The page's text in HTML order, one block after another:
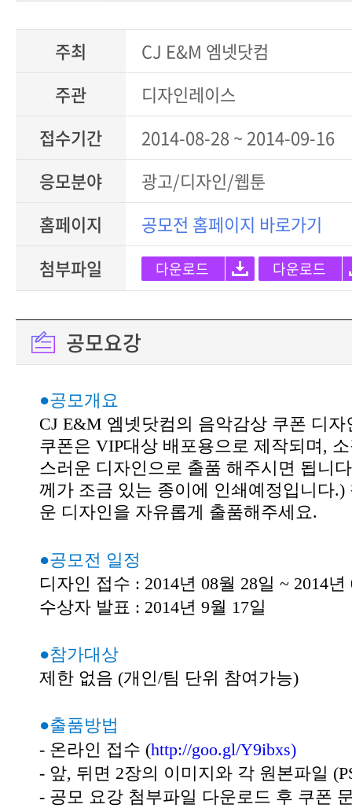
주최
CJ E&M 엠넷닷컴
주관
디자인레이스
접수기간
2014-08-28 ~ 2014-09-16
응모분야
광고/디자인/웹툰
홈페이지
공모전 홈페이지 바로가기
첨부파일
다운로드 다운로드
공모요강
●공모개요
CJ E&M 엠넷닷컴의 음악감상 쿠폰 디
쿠폰은 VIP대상 배포용으로 제작되며,
스러운 디자인으로 출품 해주시면 됩니
께가 조금 있는 종이에 인쇄예정입니다
운 디자인을 자유롭게 출품해주세요.
●공모전 일정
디자인 접수 : 2014년 08월 28일 ~ 2014년
수상자 발표 : 2014년 9월 17일
●참가대상
제한 없음 (개인/팀 단위 참여가능)
●출품방법
- 온라인 접수 (http://goo.gl/Y9ibxs)
- 앞, 뒤면 2장의 이미지와 각 원본파일
- 공모 요강 첨부파일 다운로드 후 쿠폰